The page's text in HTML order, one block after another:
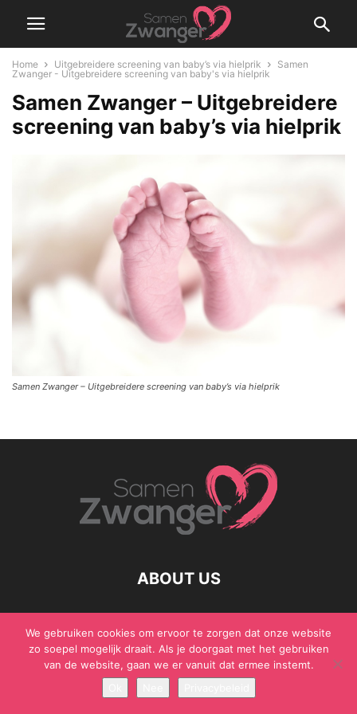
Home Uitgebreidere screening van baby’s via hielprik
Samen
Zwanger - Uitgebreidere screening van baby's via hielprik
Samen Zwanger – Uitgebreidere
screening van baby’s via hielprik
Samen Zwanger – Uitgebreidere screening van baby’s via hielprik
ABOUT US
© Samen Zwanger - Copyright - Gericht Media 2017 - 2021
We gebruiken cookies om ervoor te zorgen dat onze website
zo soepel mogelijk draait. Als je doorgaat met het gebruiken
van de website, gaan we er vanuit dat ermee instemt.